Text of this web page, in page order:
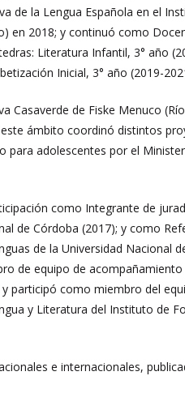
la Lengua Española en el
en 2018; y continuó como
Literatura Infantil, 3° año
Inicial, 3° año (2019-
Casaverde de Fiske Menuco
ámbito coordinó distintos
adolescentes por el
como Integrante de
de Córdoba (2017); y como
de la Universidad Nacional
de equipo de
participó como miembro del
y Literatura del Instituto de
e internacionales,